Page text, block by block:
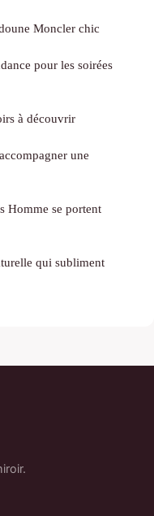
Moncler chic
pour les soirées
à découvrir
une
Homme se portent
qui subliment